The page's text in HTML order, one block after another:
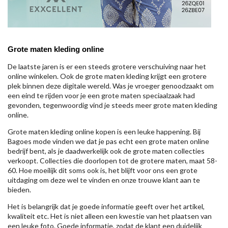
Grote maten kleding online
De laatste jaren is er een steeds grotere verschuiving naar het
online winkelen. Ook de grote maten kleding krijgt een grotere
plek binnen deze digitale wereld. Was je vroeger genoodzaakt om
een eind te rijden voor je een grote maten speciaalzaak had
gevonden, tegenwoordig vind je steeds meer grote maten kleding
online.
Grote maten kleding online kopen is een leuke happening. Bij
Bagoes mode vinden we dat je pas echt een grote maten online
bedrijf bent, als je daadwerkelijk ook de grote maten collecties
verkoopt. Collecties die doorlopen tot de grotere maten, maat 58-
60. Hoe moeilijk dit soms ook is, het blijft voor ons een grote
uitdaging om deze wel te vinden en onze trouwe klant aan te
bieden.
Het is belangrijk dat je goede informatie geeft over het artikel,
kwaliteit etc. Het is niet alleen een kwestie van het plaatsen van
een leuke foto. Goede informatie, zodat de klant een duidelijk